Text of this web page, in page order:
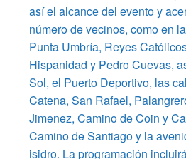
así el alcance del evento y
número de vecinos, como en
Punta Umbría, Reyes
Hispanidad y Pedro Cuevas,
Sol, el Puerto Deportivo, las
Catena, San Rafael,
Jimenez, Camino de Coin y
Camino de Santiago y la
isidro. La programación